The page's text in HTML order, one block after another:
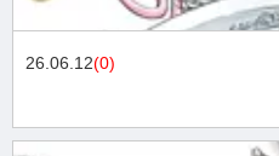
26.06.12(0)